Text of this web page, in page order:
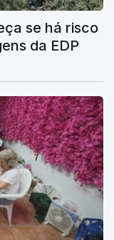
se há risco
da EDP